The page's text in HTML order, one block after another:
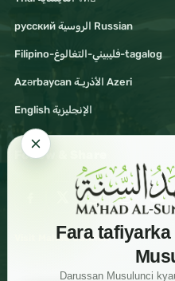
Fara
Darussan Musulunci
русский الروسية Russian
Filipino-فليبيني-التغالوغ-tagalog
Azərbaycan الأذريـة Azeri
English الإنجليزية
Follow & Share
Visit Mahad Sunnah